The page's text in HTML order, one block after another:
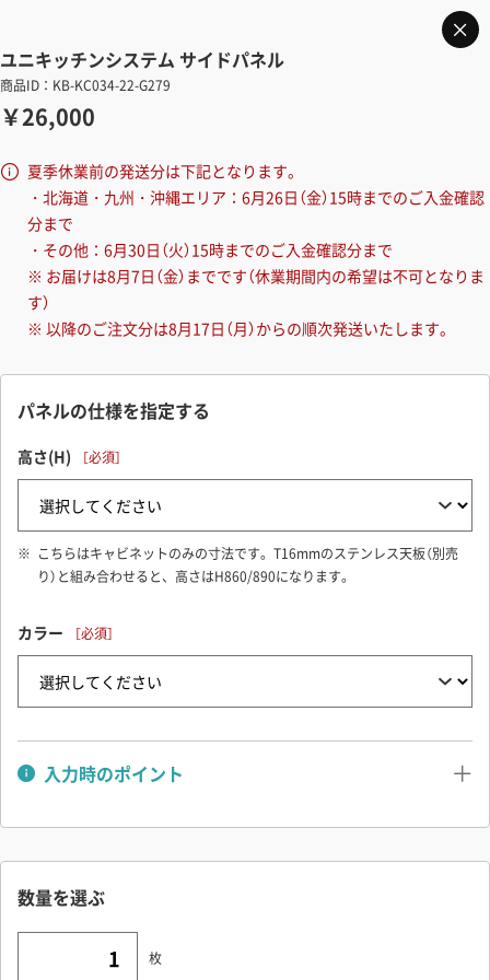
ユニキッチンシステム サイドパネル
商品ID：KB-KC034-22-G279
￥26,000
夏季休業前の発送分は下記となります。
・北海道・九州・沖縄エリア：6月26日（金）15時までのご入金確認
分まで
・その他：6月30日（火）15時までのご入金確認分まで
※ お届けは8月7日（金）までです（休業期間内の希望は不可となりま
す）
※ 以降のご注文分は8月17日（月）からの順次発送いたします。
パネルの仕様を指定する
高さ(H)
こちらはキャビネットのみの寸法です。T16mmのステンレス天板（別売
り）と組み合わせると、高さはH860/890になります。
カラー
入力時のポイント
画像左から、ホワイト（K-6000KN）／オフホワイト（K-6003KN）／
ホワイトベージュ（K-6300KN）／グレーベージュ（K-6110KN）／ラ
※ 色は面積が大きくなると白く感じますので、実物はサンプルよ
りも白く見えます。
数量を選ぶ
枚